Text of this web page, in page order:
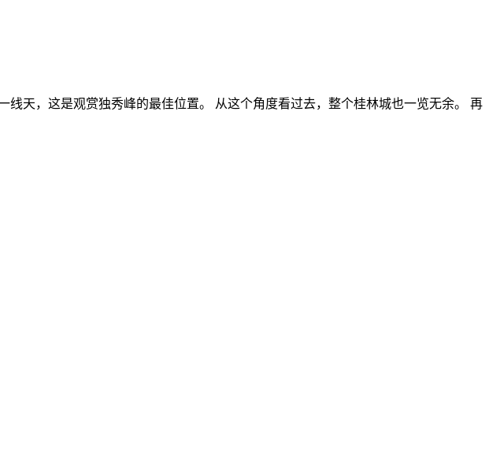
天，这是观赏独秀峰的最佳位置。 从这个角度看过去，整个桂林城也一览无余。 再